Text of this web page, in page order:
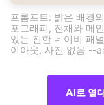
프롬프트: 밝은 배경
포그래피, 전채와 메
있는 진한 네이비 패
이아웃, 사진 없음 --
AI로 열